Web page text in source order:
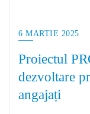
6 MARTIE 2025
Proiectul
dezvoltare
angajați